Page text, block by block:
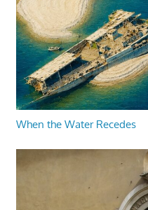
When the Water Recedes